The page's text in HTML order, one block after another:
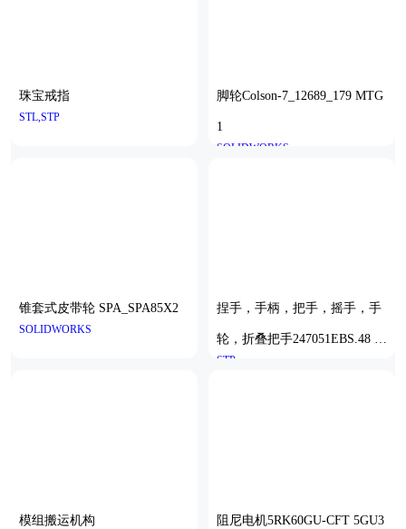
珠宝戒指
STL,STP
脚轮Colson-7_12689_179 MTG
1
SOLIDWORKS
锥套式皮带轮 SPA_SPA85X2
SOLIDWORKS
捏手，手柄，把手，摇手，手
轮，折叠把手247051EBS.48 S
STP
模组搬运机构 阻尼电机5RK60GU-CFT 5GU3